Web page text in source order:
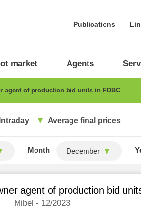
Publications
market Agents
agent of production bid units in PDBC
Average final prices
Month December
agent of production bid
Mibel - 12/2023